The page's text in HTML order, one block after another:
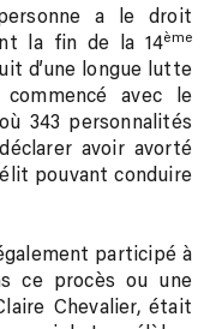
a le droit
la fin de la 14ème
d’une longue lutte
avec le
343 personnalités
avoir avorté
pouvant conduire
participé à
ce procès ou une
Chevalier, était